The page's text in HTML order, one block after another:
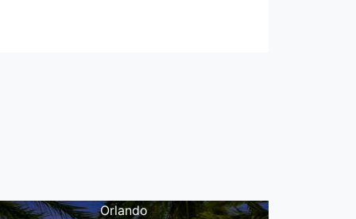
Orlando